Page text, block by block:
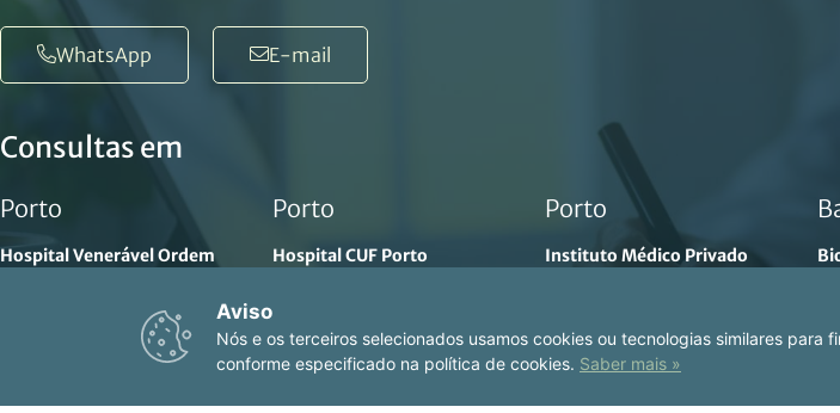
WhatsApp E-mail
Consultas em
Porto
Hospital Venerável Ordem
R. da Bolsa 80, 4050-116
Porto
Hospital CUF Porto
+351 22 003 9000
Porto
Instituto Médico Privado
+351 22 205 8028
Aviso
Nós e os terceiros selecionados usamos cookies ou tecnologias similares para
conforme especificado na política de cookies. Saber mais »